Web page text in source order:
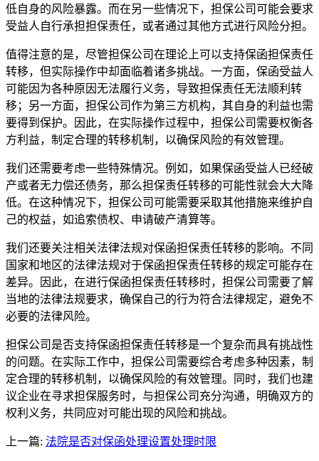
低自身的风险暴露。而在另一些情况下，担保公司可能会要求
受益人自行承担担保责任，或者通过其他方式进行风险分担。
值得注意的是，尽管担保公司在理论上可以支持保函担保责任
转移，但实际操作中却面临着诸多挑战。一方面，保函受益人
可能因为各种原因无法履行义务，导致担保责任无法顺利转
移；另一方面，担保公司作为第三方机构，其自身的利益也需
要得到保护。因此，在实际操作过程中，担保公司需要权衡各
方利益，制定合理的转移机制，以确保风险的有效管理。
我们还需要考虑一些特殊情况。例如，如果保函受益人已经破
产或者无力偿还债务，那么担保责任转移的可能性就会大大降
低。在这种情况下，担保公司可能需要采取其他措施来维护自
己的权益，如追索债权、申请破产清算等。
我们还要关注相关法律法规对保函担保责任转移的影响。不同
国家和地区的法律法规对于保函担保责任转移的规定可能存在
差异。因此，在进行保函担保责任转移时，担保公司需要了解
当地的法律法规要求，确保自己的行为符合法律规定，避免不
必要的法律风险。
担保公司是否支持保函担保责任转移是一个复杂而具有挑战性
的问题。在实际工作中，担保公司需要综合考虑多种因素，制
定合理的转移机制，以确保风险的有效管理。同时，我们也建
议企业在寻求担保服务时，与担保公司充分沟通，明确双方的
权利义务，共同应对可能出现的风险和挑战。
上一篇: 法院是否对保函处理设置处理时限